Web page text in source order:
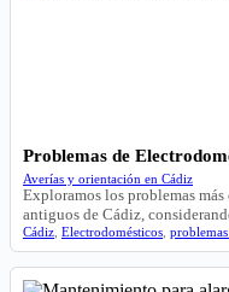
Problemas de
Averías y orientación en Cádiz
Exploramos los problemas
antiguos de Cádiz,
Cádiz Electrodomésticos